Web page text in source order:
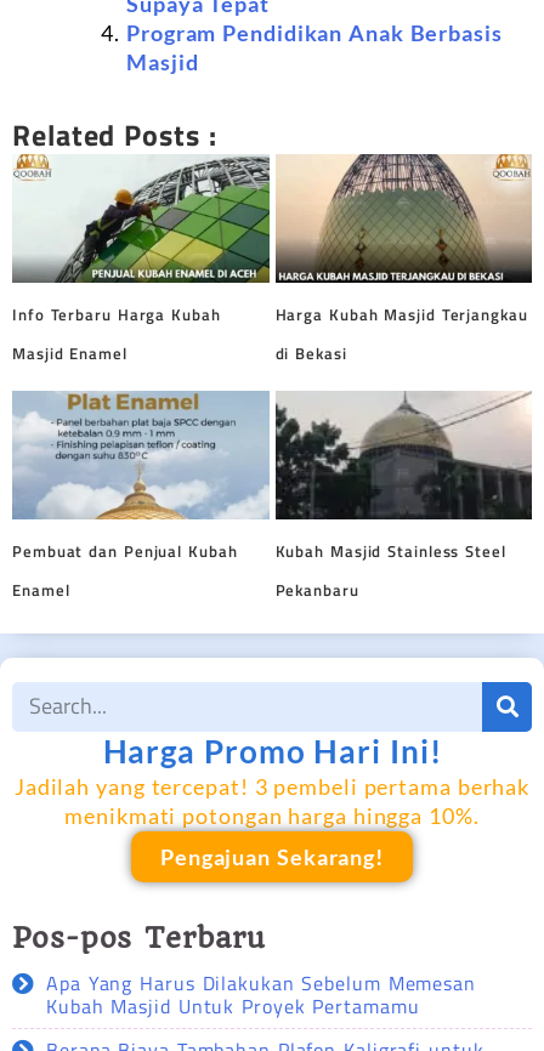
Program Pendidikan Anak Berbasis
Masjid
Related Posts :
Info Terbaru Harga Kubah
Masjid Enamel
Harga Kubah Masjid Terjangkau
di Bekasi
Pembuat dan Penjual Kubah
Enamel
Kubah Masjid Stainless Steel
Pekanbaru
Harga Promo Hari Ini!
Jadilah yang tercepat! 3 pembeli pertama berhak
menikmati potongan harga hingga 10%.
Pengajuan Sekarang!
Pos-pos Terbaru
Apa Yang Harus Dilakukan Sebelum Memesan
Kubah Masjid Untuk Proyek Pertamamu